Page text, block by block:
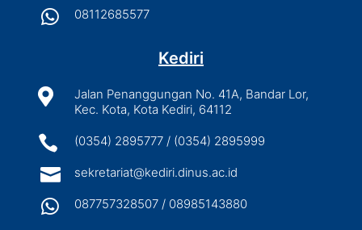
 08112685577
Kediri

Jalan Penanggungan No. 41A, Bandar Lor,
Kec. Kota, Kota Kediri, 64112
 (0354) 2895777 / (0354) 2895999
 sekretariat@kediri.dinus.ac.id
 087757328507 / 08985143880